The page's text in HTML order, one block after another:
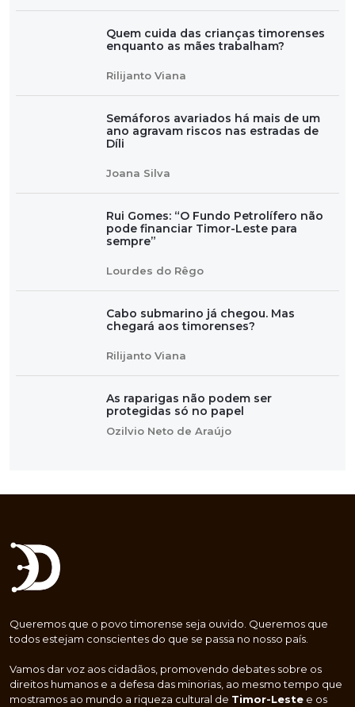
Quem cuida das crianças timorenses
enquanto as mães trabalham?
Rilijanto Viana
Semáforos avariados há mais de um
ano agravam riscos nas estradas de
Díli
Joana Silva
Rui Gomes: “O Fundo Petrolífero não
pode financiar Timor-Leste para
sempre”
Lourdes do Rêgo
Cabo submarino já chegou. Mas
chegará aos timorenses?
Rilijanto Viana
As raparigas não podem ser
protegidas só no papel
Ozilvio Neto de Araújo
Queremos que o povo timorense seja ouvido. Queremos que
todos estejam conscientes do que se passa no nosso país.
Vamos dar voz aos cidadãos, promovendo debates sobre os
direitos humanos e a defesa das minorias, ao mesmo tempo que
mostramos ao mundo a riqueza cultural de Timor-Leste e os